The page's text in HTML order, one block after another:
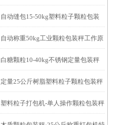
介
自动缝包15-50kg塑料粒子颗粒包装
秤厂家
自动称重50kg工业颗粒包装秤工作原
理
白糖颗粒10-40kg不锈钢定量包装秤
厂家
定量25公斤树脂塑料粒子颗粒包装秤
产品参数
塑料粒子打包机-单人操作颗粒包装秤